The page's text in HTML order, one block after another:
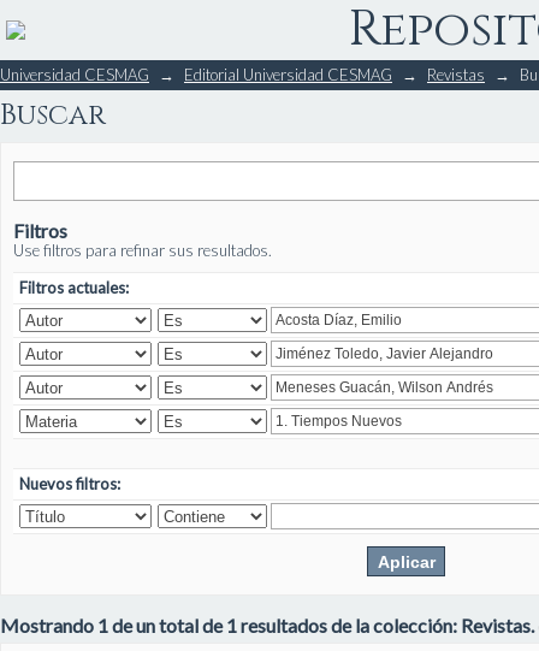
Buscar
Universidad CESMAG → Editorial Universidad CESMAG → Revistas →
Buscar
Filtros
Use filtros para refinar sus resultados.
Filtros actuales:
Nuevos filtros:
Mostrando 1 de un total de 1 resultados de la colección: Revistas.